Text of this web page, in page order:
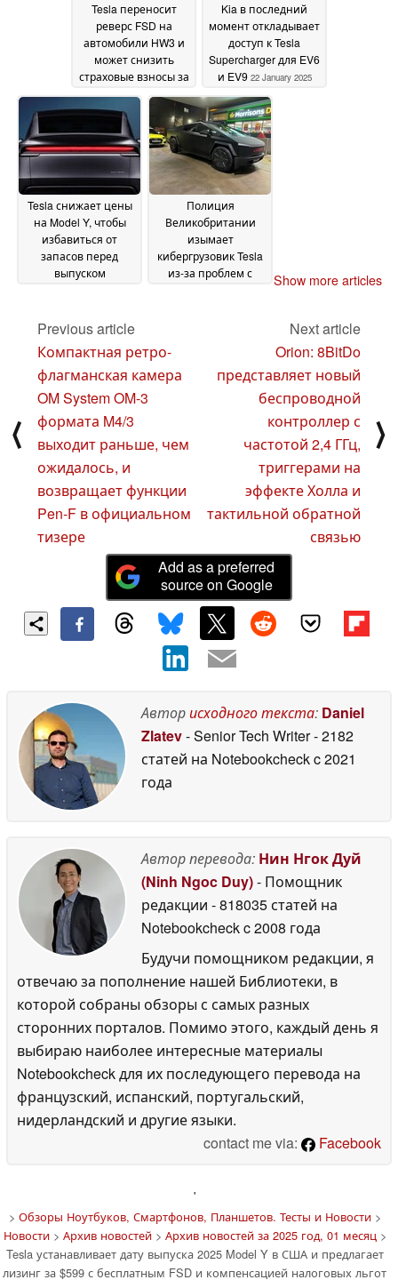
Tesla переносит
реверс FSD на
автомобили HW3 и
может снизить
страховые взносы за
вождение
22 January
2025
Kia в последний
момент откладывает
доступ к Tesla
Supercharger для EV6
и EV9 22 January 2025
Tesla снижает цены
на Model Y, чтобы
избавиться от
запасов перед
выпуском
5 лет бесплатной
Supercharging в
Японии20 January 2025
Полиция
Великобритании
изымает
кибергрузовик Tesla
из-за проблем с
Show more articles
⟨
Previous article
Компактная ретро-
флагманская камера
OM System OM-3
формата M4/3
выходит раньше, чем
ожидалось, и
возвращает функции
Pen-F в официальном
тизере
Next article
Orion: 8BitDo
представляет новый
беспроводной
контроллер с
частотой 2,4 ГГц,
триггерами на
эффекте Холла и
тактильной обратной
связью
⟩
Add as a preferred
source on Google
Авторисходного текста: Daniel
Zlatev- Senior Tech Writer- 2182
статей на Notebookcheckc 2021
года
Автор перевода: Нин Нгок Дуй
(Ninh Ngoc Duy)- Помощник
редакции - 818035 статей на
Notebookcheckc 2008 года
Будучи помощником редакции, я
отвечаю за пополнение нашей Библиотеки, в
которой собраны обзоры с самых разных
сторонних порталов. Помимо этого, каждый день я
выбираю наиболее интересные материалы
Notebookcheck для их последующего перевода на
французский, испанский, португальский,
нидерландский и другие языки.
contact me via:
Facebook
'
> Обзоры Ноутбуков, Смартфонов, Планшетов. Тесты и Новости>
Новости> Архив новостей> Архив новостей за 2025 год, 01 месяц>
Tesla устанавливает дату выпуска 2025 Model Y в США и предлагает
лизинг за $599 с бесплатным FSD и компенсацией налоговых льгот